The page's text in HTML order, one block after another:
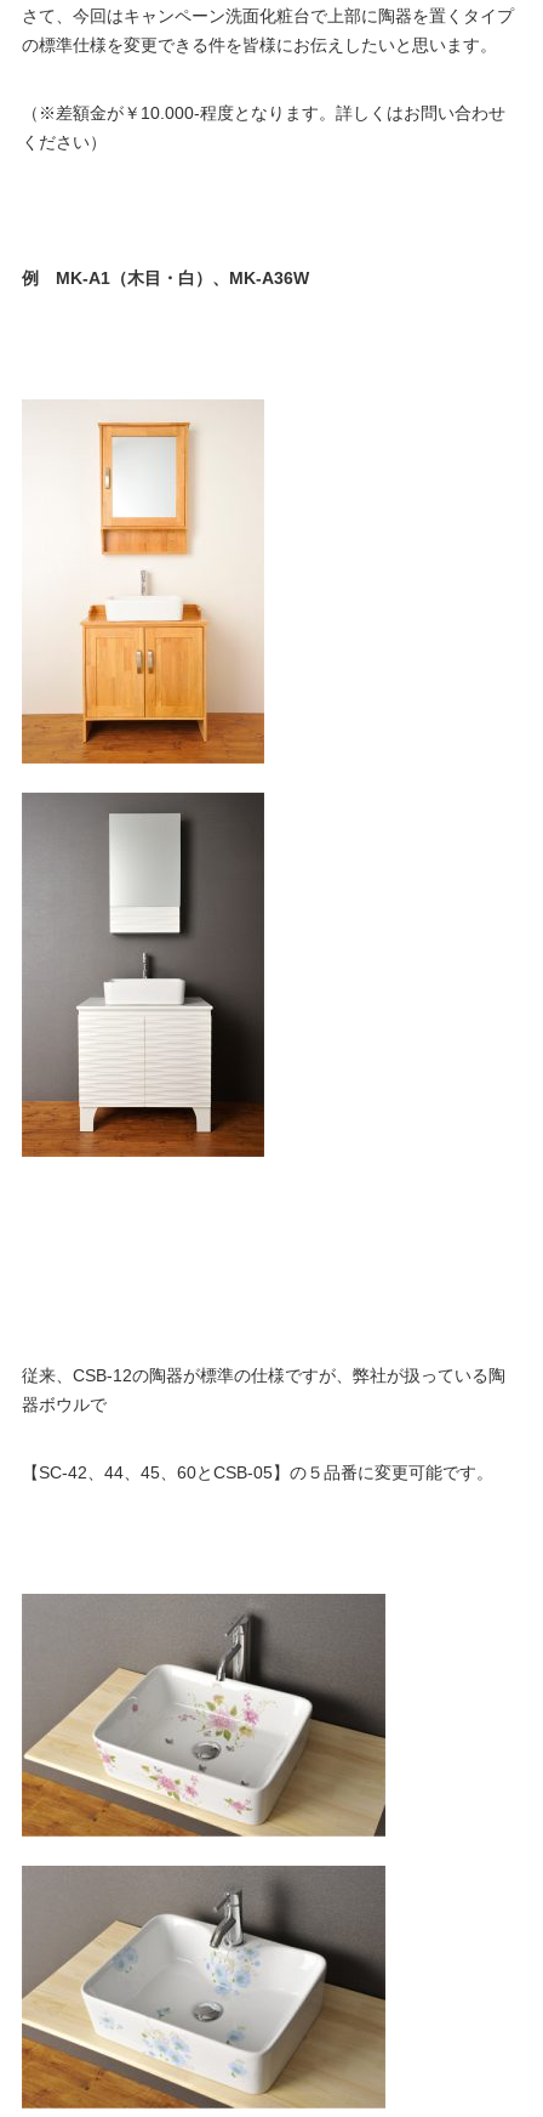
さて、今回はキャンペーン洗面化粧台で上部に陶器を置くタイプ
の標準仕様を変更できる件を皆様にお伝えしたいと思います。
（※差額金が￥10.000-程度となります。詳しくはお問い合わせ
ください）
例 MK-A1（木目・白）、MK-A36W
従来、CSB-12の陶器が標準の仕様ですが、弊社が扱っている陶
器ボウルで
【SC-42、44、45、60とCSB-05】の５品番に変更可能です。